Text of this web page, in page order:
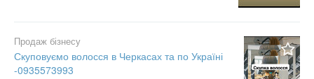
Продаж бізнесу
Скуповуємо волосся в Черкасах та по Україні
-0935573993